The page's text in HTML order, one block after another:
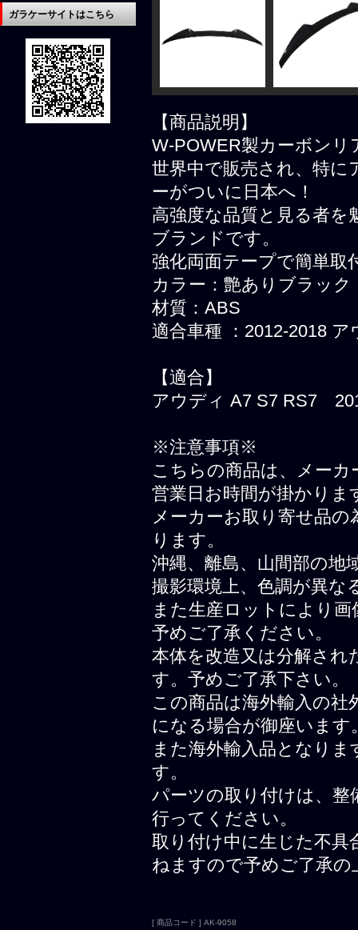
【商品説明】
W-POWER製カーボンリ
世界中で販売され、特に
ーがついに日本へ！
高強度な品質と見る者
ブランドです。
強化両面テープで簡単取
カラー：艶ありブラック
材質：ABS
適合車種 ：2012-2018
【適合】
アウディ A7 S7 RS7
※注意事項※
こちらの商品は、メー
営業日お時間が掛かりま
メーカーお取り寄せ品
ります。
沖縄、離島、山間部の地
撮影環境上、色調が異な
また生産ロットにより
予めご了承ください。
本体を改造又は分解され
す。予めご了承下さい。
この商品は海外輸入の
になる場合が御座います
また海外輸入品となり
す。
パーツの取り付けは、整
行ってください。
取り付け中に生じた不具
ねますので予めご了承
[ 商品コード ] AK-9058
ガラケーサイトはこちら